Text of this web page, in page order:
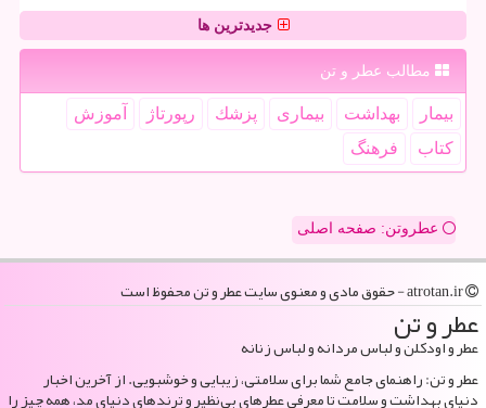
جدیدترین ها
مطالب عطر و تن
بیمار بهداشت بیماری پزشك رپورتاژ
آموزش
كتاب
فرهنگ
عطروتن: صفحه اصلی
عطر و تن
عطر و اودکلن و لباس مردانه و لباس زنانه
عطر و تن: راهنمای جامع شما برای سلامتی، زیبایی و خوشبویی. از آخرین اخبار
دنیای بهداشت و سلامت تا معرفی عطرهای بی‌نظیر و ترندهای دنیای مد، همه چیز را